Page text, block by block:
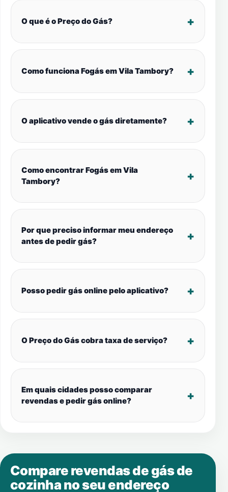
O que é o Preço do Gás?
Como funciona Fogás em Vila Tambory?
O aplicativo vende o gás diretamente?
Como encontrar Fogás em Vila
Tambory?
Por que preciso informar meu endereço
antes de pedir gás?
Posso pedir gás online pelo aplicativo?
O Preço do Gás cobra taxa de serviço?
Em quais cidades posso comparar
revendas e pedir gás online?
Compare revendas de gás de
cozinha no seu endereço